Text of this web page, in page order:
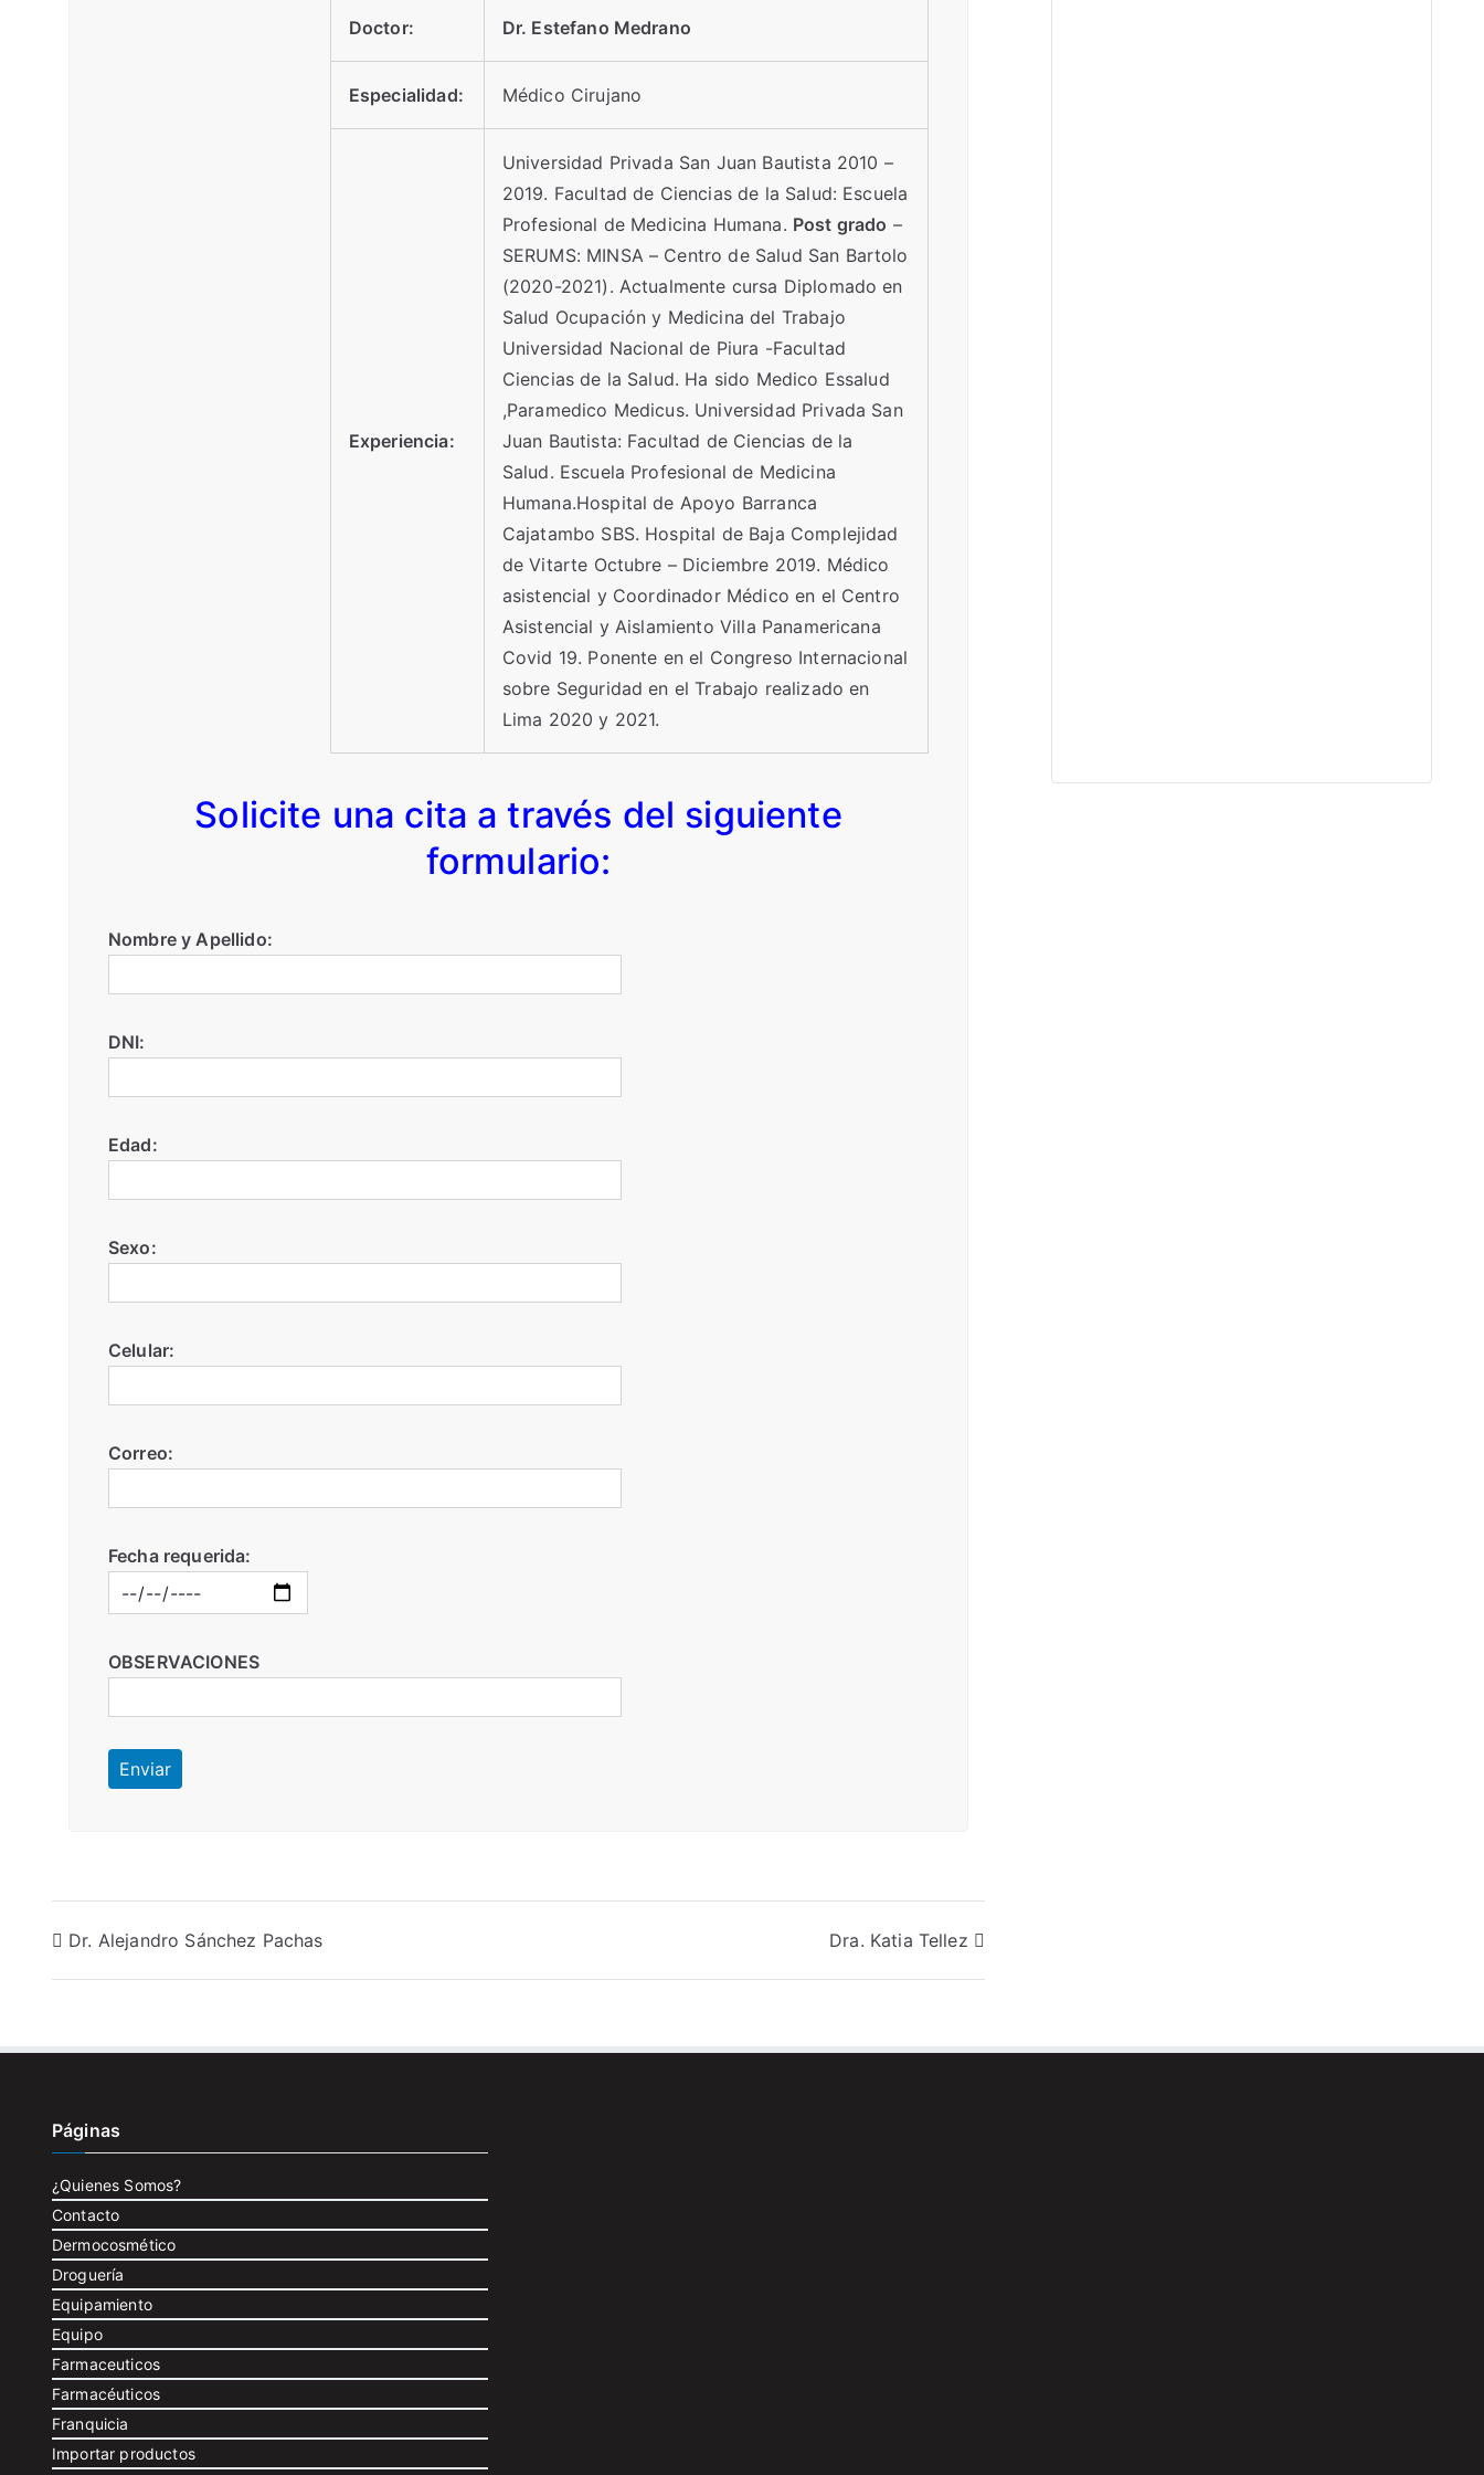
Doctor: Dr. Estefano Medrano
Especialidad: Médico Cirujano
Experiencia:
Universidad Privada San Juan Bautista 2010 –
2019. Facultad de Ciencias de la Salud: Escuela
Profesional de Medicina Humana. Post grado –
SERUMS: MINSA – Centro de Salud San Bartolo
(2020-2021). Actualmente cursa Diplomado en
Salud Ocupación y Medicina del Trabajo
Universidad Nacional de Piura -Facultad
Ciencias de la Salud. Ha sido Medico Essalud
,Paramedico Medicus. Universidad Privada San
Juan Bautista: Facultad de Ciencias de la
Salud. Escuela Profesional de Medicina
Humana.Hospital de Apoyo Barranca
Cajatambo SBS. Hospital de Baja Complejidad
de Vitarte Octubre – Diciembre 2019. Médico
asistencial y Coordinador Médico en el Centro
Asistencial y Aislamiento Villa Panamericana
Covid 19. Ponente en el Congreso Internacional
sobre Seguridad en el Trabajo realizado en
Lima 2020 y 2021.
Solicite una cita a través del siguiente
formulario:
Nombre y Apellido:
DNI:
Edad:
Sexo:
Celular:
Correo:
Fecha requerida:
OBSERVACIONES
Navegación
de
Dr. Alejandro Sánchez Pachas Dra. Katia Tellez
Páginas
¿Quienes Somos?
Contacto
Dermocosmético
Droguería
Equipamiento
Equipo
Farmaceuticos
Farmacéuticos
Franquicia
Importar productos